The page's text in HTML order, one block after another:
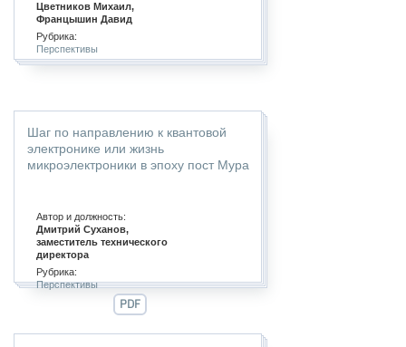
Цветников Михаил,
Францышин Давид
Рубрика:
Перспективы
Шаг по направлению к квантовой
электронике или жизнь
микроэлектроники в эпоху пост Мура
Автор и должность:
Дмитрий Суханов,
заместитель технического
директора
Рубрика:
Перспективы
PDF